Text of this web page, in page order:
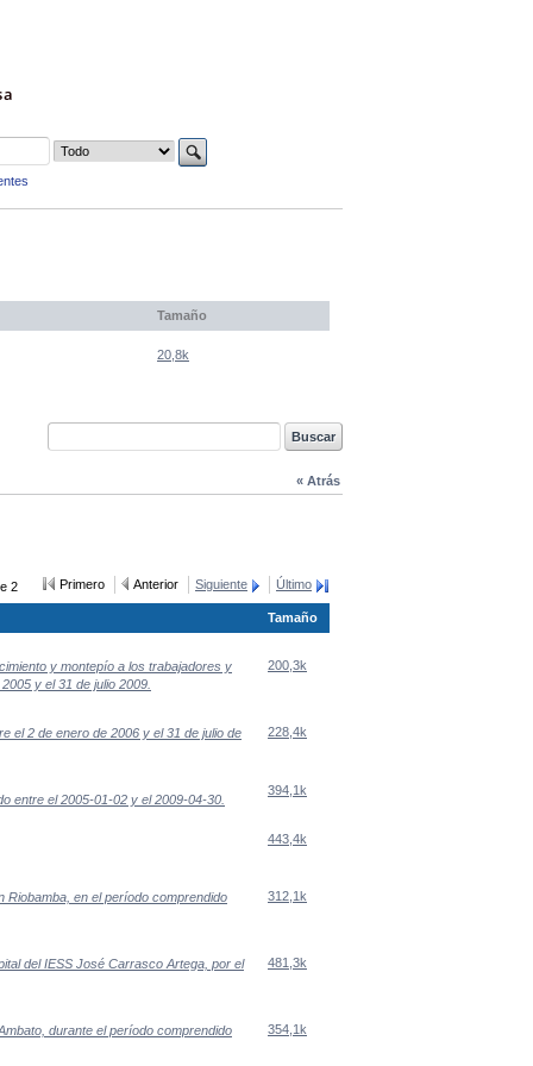
Tamaño
20,8k
« Atrás
2 Primero Anterior Siguiente Último
Tamaño
y montepío a los trabajadores y
y el 31 de julio 2009.
200,3k
el 2 de enero de 2006 y el 31 de julio de 228,4k
entre el 2005-01-02 y el 2009-04-30.
394,1k
443,4k
Riobamba, en el período comprendido 312,1k
del IESS José Carrasco Artega, por el 481,3k
durante el período comprendido 354,1k